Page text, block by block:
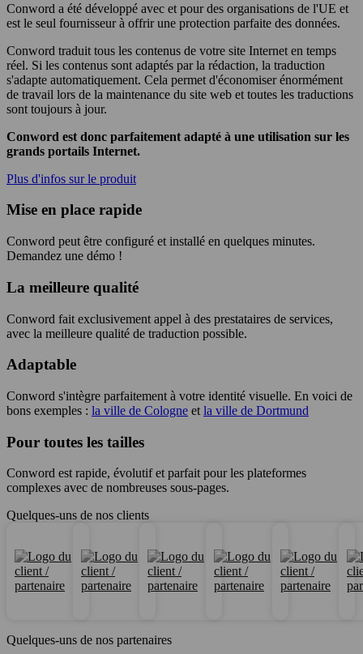
Conword a été développé avec et pour des organisations de l'UE et
est le seul fournisseur à offrir une protection parfaite des données.
Conword traduit tous les contenus de votre site Internet en temps
réel. Si les contenus sont adaptés par la rédaction, la traduction
s'adapte automatiquement. Cela permet d'économiser énormément
de travail lors de la maintenance du site web et toutes les traductions
sont toujours à jour.
Conword est donc parfaitement adapté à une utilisation sur les
grands portails Internet.
Plus d'infos sur le produit
Mise en place rapide
Conword peut être configuré et installé en quelques minutes.
Demandez une démo !
La meilleure qualité
Conword fait exclusivement appel à des prestataires de services,
avec la meilleure qualité de traduction possible.
Adaptable
Conword s'intègre parfaitement à votre identité visuelle. En voici de
bons exemples : la ville de Cologne et la ville de Dortmund
Pour toutes les tailles
Conword est rapide, évolutif et parfait pour les plateformes
complexes avec de nombreuses sous-pages.
Quelques-uns de nos clients
Quelques-uns de nos partenaires